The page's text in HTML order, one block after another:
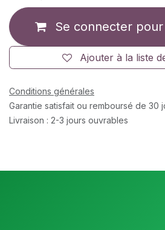
Se connecter
Ajouter à la liste
Conditions générales
Garantie satisfait ou remboursé de 30
Livraison : 2-3 jours ouvrables